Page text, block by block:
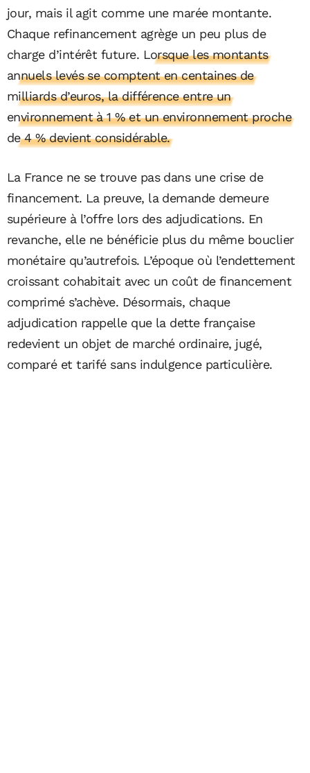
jour, mais il agit comme une marée montante.
Chaque refinancement agrège un peu plus de
charge d’intérêt future. Lorsque les montants
annuels levés se comptent en centaines de
milliards d’euros, la différence entre un
environnement à 1 % et un environnement proche
de 4 % devient considérable.
La France ne se trouve pas dans une crise de
financement. La preuve, la demande demeure
supérieure à l’offre lors des adjudications. En
revanche, elle ne bénéficie plus du même bouclier
monétaire qu’autrefois. L’époque où l’endettement
croissant cohabitait avec un coût de financement
comprimé s’achève. Désormais, chaque
adjudication rappelle que la dette française
redevient un objet de marché ordinaire, jugé,
comparé et tarifé sans indulgence particulière.